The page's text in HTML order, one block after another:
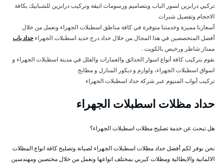
تركيي درابزين لسور الباب وبتصاميم ورسومات انيقة وتركيب درابزين للشبابيك بكافة
الاحجام وتفصيل شبرات
أسعارنا مميزة وخدمتنا متوفرة في كافة مناطق اسطبلات الجهراء ونعمل من خلال
أفضل المتخصصين في هذا المجال من خلال حداد درج حديد اسطبلات الجهراء حداد باب
ممتاز شاطر ورخيص بالكويت .
نقوم بتركيب كافة أنواع اسوار الحدائق والعمارات والفلل في مدينة اسطبلات الجهراء و
اسواق اسطبلات الجهراء، ولوازم و ديكور المنازل و مطابخ
تركيب أبواب المنيوم عبر شركة حداد اسطبلات الجهراء
حداد مظلات اسطبلات الجهراء
هل تبحث عن خدمة تصليح مظلات اسطبلات الجهراء؟
نحن نوفر لكم أفضل حداد مظلات اسطبلات الجهراء لصيانة وتصليح كافة انواع المظلات
الالمانية والايطالية ومظلات كيربي بمختلف انواعها ونعمل من خلال مختصين ومهندسين